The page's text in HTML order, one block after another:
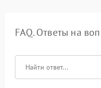
FAQ. Ответы на